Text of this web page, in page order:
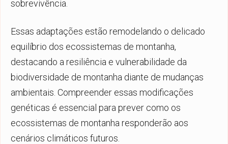
sobrevivência.
Essas adaptações estão remodelando o delicado
equilíbrio dos ecossistemas de montanha,
destacando a resiliência e vulnerabilidade da
biodiversidade de montanha diante de mudanças
ambientais. Compreender essas modificações
genéticas é essencial para prever como os
ecossistemas de montanha responderão aos
cenários climáticos futuros.